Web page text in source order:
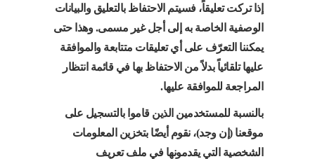
إذا تركت تعليقاً، فسيتم الاحتفاظ بالتعليق والبيانات
الوصفية الخاصة به إلى أجل غير مسمى. وهذا حتى
يمكننا التعرّف على أي تعليقات متتابعة والموافقة
عليها تلقائياً بدلاً من الاحتفاظ بها في قائمة انتظار
المراجعة للموافقة عليها.
بالنسبة للمستخدمين الذين قاموا بالتسجيل على
موقعنا (إن وجد)، نقوم أيضًا بتخزين المعلومات
الشخصية التي يقدمونها في ملف تعريف